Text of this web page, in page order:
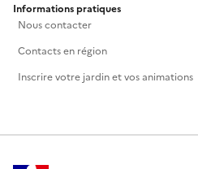
Informations pratiques
Nous contacter
Contacts en région
Inscrire votre jardin et vos animations